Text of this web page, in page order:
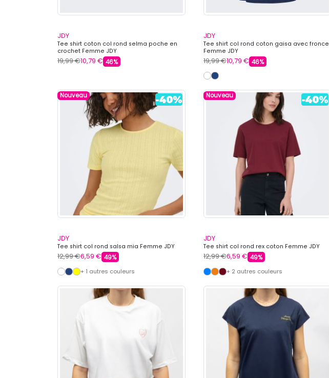
JDY
Tee shirt coton col rond selma poche en
crochet Femme JDY
19,99 €10,79 € 46%
JDY
Tee shirt col rond coton gaisa avec fronce
Femme JDY
19,99 €10,79 € 46%
Nouveau
JDY
Tee shirt col rond salsa mia Femme JDY
12,99 €6,59 € 49%
+ 1 autres couleurs
Nouveau
JDY
Tee shirt col rond rex coton Femme JDY
12,99 €6,59 € 49%
+ 2 autres couleurs